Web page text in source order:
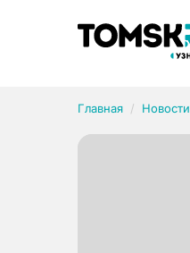
Главная Новости
Рубрики